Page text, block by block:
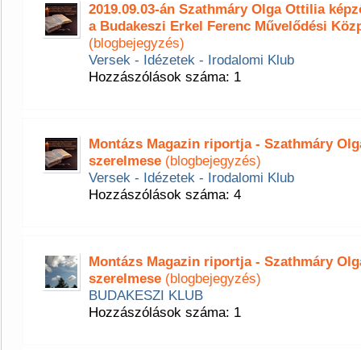
2019.09.03-án Szathmáry Olga Ottilia
a Budakeszi Erkel Ferenc Művelődési
(blogbejegyzés)
Versek - Idézetek - Irodalomi Klub
Hozzászólások száma: 1
Montázs Magazin riportja - Szathmáry
szerelmese (blogbejegyzés)
Versek - Idézetek - Irodalomi Klub
Hozzászólások száma: 4
Montázs Magazin riportja - Szathmáry
szerelmese (blogbejegyzés)
BUDAKESZI KLUB
Hozzászólások száma: 1